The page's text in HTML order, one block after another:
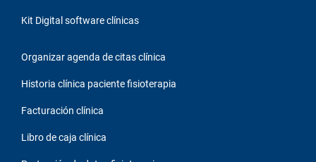
Kit Digital software clínicas
Organizar agenda de citas clínica
Historia clínica paciente fisioterapia
Facturación clínica
Libro de caja clínica